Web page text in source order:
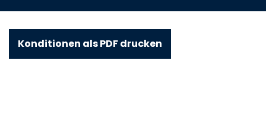
Konditionen als PDF drucken